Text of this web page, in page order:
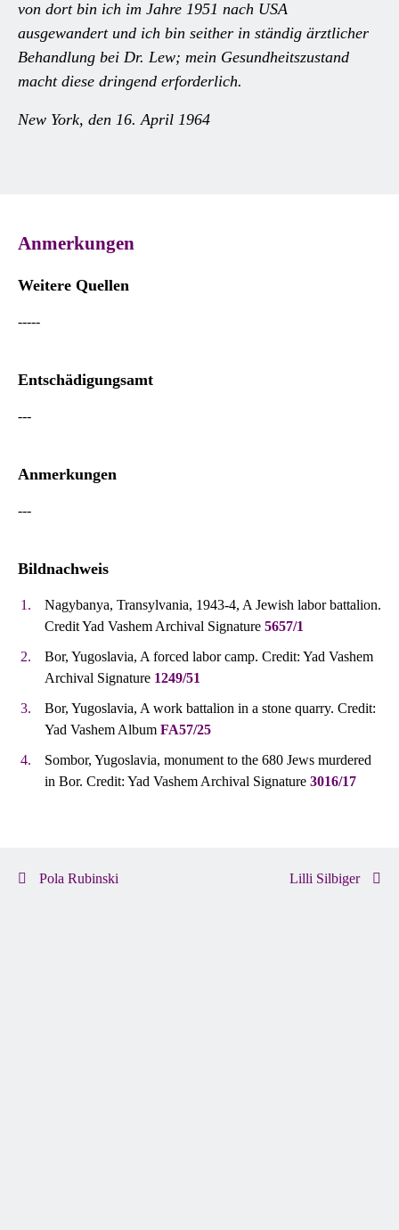
von dort bin ich im Jahre 1951 nach USA
ausgewandert und ich bin seither in ständig ärztlicher
Behandlung bei Dr. Lew; mein Gesundheitszustand
macht diese dringend erforderlich.
New York, den 16. April 1964
Anmerkungen
Weitere Quellen
-----
Entschädigungsamt
---
Anmerkungen
---
Bildnachweis
Nagybanya, Transylvania, 1943-4, A Jewish labor battalion.
Credit Yad Vashem Archival Signature 5657/1
Bor, Yugoslavia, A forced labor camp. Credit: Yad Vashem
Archival Signature 1249/51
Bor, Yugoslavia, A work battalion in a stone quarry. Credit:
Yad Vashem Album FA57/25
Sombor, Yugoslavia, monument to the 680 Jews murdered
in Bor. Credit: Yad Vashem Archival Signature 3016/17
Pola Rubinski Lilli Silbiger